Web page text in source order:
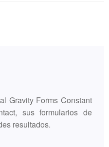
Gravity Forms Constant
sus formularios de
resultados.